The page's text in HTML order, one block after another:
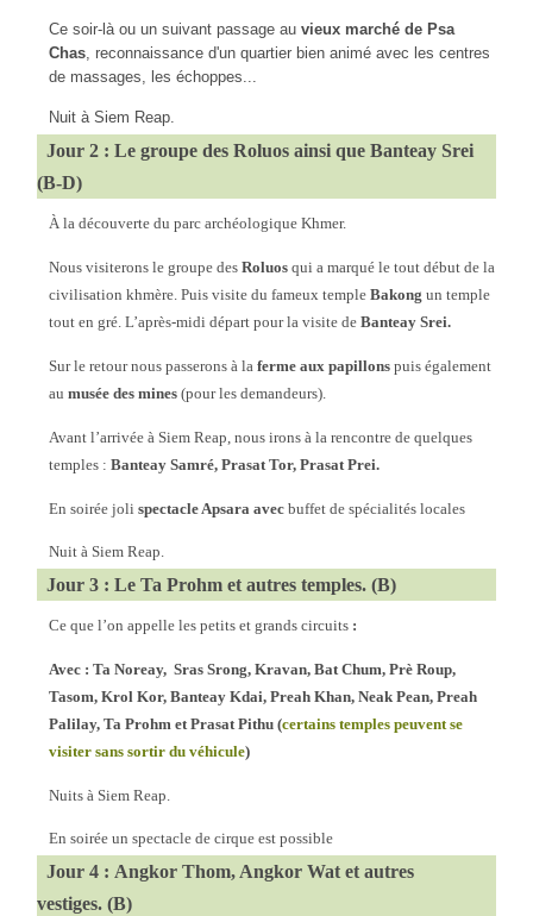
Ce soir-là ou un suivant passage auvieux marché de Psa
Chas, reconnaissance d'un quartier bien animé avec les centres
de massages, les échoppes...
Nuit à Siem Reap.
Jour 2 : Le groupe des Roluos ainsi que Banteay Srei
(B-D)
À la découverte du parc archéologique Khmer.
Nous visiterons le groupe desRoluosqui a marqué le tout début de la
civilisation khmère. Puis visite du fameux templeBakong un temple
tout en gré. L’après-midi départ pour la visite deBanteay Srei.
Sur le retour nous passerons à la ferme aux papillons puis également
au musée des mines(pour les demandeurs).
Avant l’arrivée à Siem Reap, nous irons à la rencontre de quelques
temples :Banteay Samré, Prasat Tor, Prasat Prei.
En soirée jolispectacle Apsara avecbuffet de spécialités locales
Nuit à Siem Reap.
Jour 3 : Le Ta Prohm et autres temples. (B)
Ce que l’on appelle les petits et grands circuits :
Avec : Ta Noreay, Sras Srong, Kravan, Bat Chum, Prè Roup,
Tasom, Krol Kor, Banteay Kdai, Preah Khan, Neak Pean, Preah
Palilay, Ta Prohm et Prasat Pithu (certains temples peuvent se
visiter sans sortir du véhicule)
Nuits à Siem Reap.
En soirée un spectacle de cirque est possible
Jour 4 : Angkor Thom, Angkor Wat et autres
vestiges. (B)